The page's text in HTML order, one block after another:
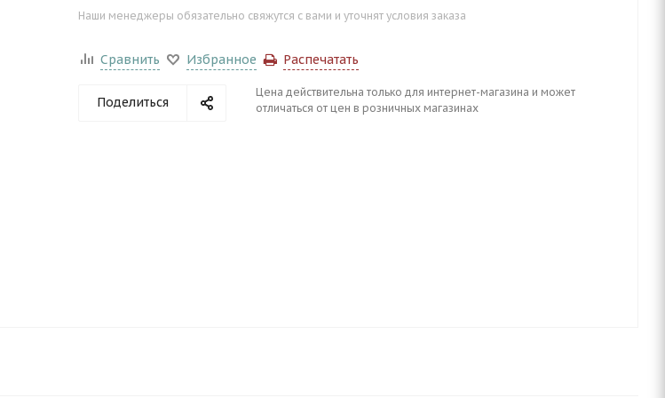
Наши менеджеры обязательно свяжутся с вами и уточнят условия заказа
Сравнить Избранное Распечатать
Поделиться
Цена действительна только для интернет-магазина и может
отличаться от цен в розничных магазинах